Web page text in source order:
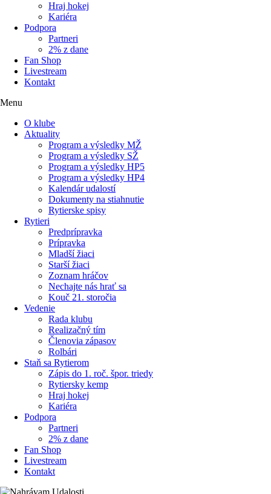
Hraj hokej
Kariéra
Podpora
Partneri
2% z dane
Fan Shop
Livestream
Kontakt
Menu
O klube
Aktuality
Program a výsledky MŽ
Program a výsledky SŽ
Program a výsledky HP5
Program a výsledky HP4
Kalendár udalostí
Dokumenty na stiahnutie
Rytierske spisy
Rytieri
Predprípravka
Prípravka
Mladší žiaci
Starší žiaci
Zoznam hráčov
Nechajte nás hrať sa
Kouč 21. storočia
Vedenie
Rada klubu
Realizačný tím
Členovia zápasov
Rolbári
Staň sa Rytierom
Zápis do 1. roč. špor. triedy
Rytiersky kemp
Hraj hokej
Kariéra
Podpora
Partneri
2% z dane
Fan Shop
Livestream
Kontakt